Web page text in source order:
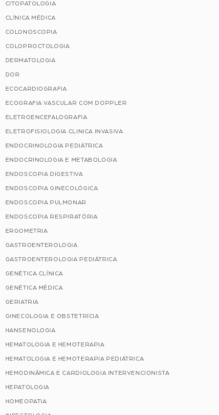
CITOPATOLOGIA
CLÍNICA MÉDICA
COLONOSCOPIA
COLOPROCTOLOGIA
DERMATOLOGIA
DOR
ECOCARDIOGRAFIA
ECOGRAFIA VASCULAR COM DOPPLER
ELETROENCEFALOGRAFIA
ELETROFISIOLOGIA CLINICA INVASIVA
ENDOCRINOLOGIA PEDIÁTRICA
ENDOCRINOLOGIA E METABOLOGIA
ENDOSCOPIA DIGESTIVA
ENDOSCOPIA GINECOLÓGICA
ENDOSCOPIA PULMONAR
ENDOSCOPIA RESPIRATÓRIA
ERGOMETRIA
GASTROENTEROLOGIA
GASTROENTEROLOGIA PEDIÁTRICA
GENÉTICA CLÍNICA
GENÉTICA MÉDICA
GERIATRIA
GINECOLOGIA E OBSTETRÍCIA
HANSENOLOGIA
HEMATOLOGIA E HEMOTERAPIA
HEMATOLOGIA E HEMOTERAPIA PEDIÁTRICA
HEMODINÂMICA E CARDIOLOGIA INTERVENCIONISTA
HEPATOLOGIA
HOMEOPATIA